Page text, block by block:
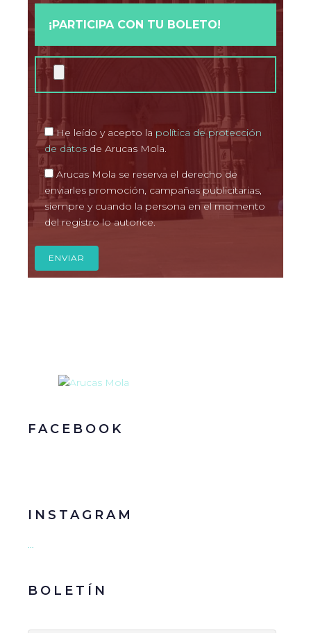
¡PARTICIPA CON TU BOLETO!
He leído y acepto la política de protección
de datos de Arucas Mola.
Arucas Mola se reserva el derecho de
enviarles promoción, campañas publicitarias,
siempre y cuando la persona en el momento
del registro lo autorice.
FACEBOOK
INSTAGRAM
…
BOLETÍN